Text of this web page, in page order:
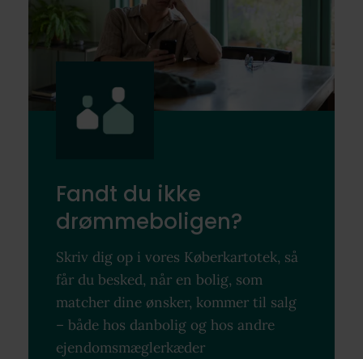
Fandt du ikke
drømmeboligen?
Skriv dig op i vores Køberkartotek, så
får du besked, når en bolig, som
matcher dine ønsker, kommer til salg
– både hos danbolig og hos andre
ejendomsmæglerkæder